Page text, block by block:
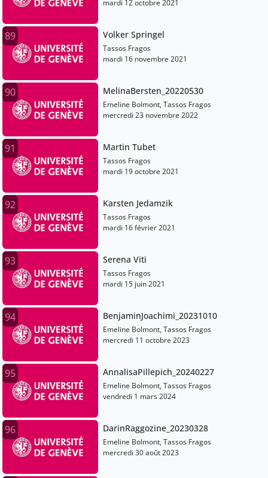
mardi 12 octobre 2021
89 Volker Springel
Tassos Fragos
mardi 16 novembre 2021
90 MelinaBersten_20220530
Emeline Bolmont, Tassos Fragos
mercredi 23 novembre 2022
91 Martin Tubet
Tassos Fragos
mardi 19 octobre 2021
92 Karsten Jedamzik
Tassos Fragos
mardi 16 février 2021
93 Serena Viti
Tassos Fragos
mardi 15 juin 2021
94 BenjaminJoachimi_20231010
Emeline Bolmont, Tassos Fragos
mercredi 11 octobre 2023
95 AnnalisaPillepich_20240227
Emeline Bolmont, Tassos Fragos
vendredi 1 mars 2024
96 DarinRaggozine_20230328
Emeline Bolmont, Tassos Fragos
mercredi 30 août 2023